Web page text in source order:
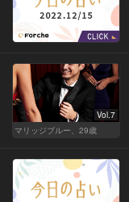
Vol.7
マリッジブルー、29歳